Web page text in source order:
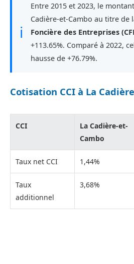
ℹ
Entre 2015 et 2023, le
Cadière-et-Cambo au titre de
Foncière des Entreprises
+113.65%. Comparé à 2022,
hausse de +76.79%.
Cotisation CCI à La
CCI
La Cadière-et-
Cambo
Taux net CCI 1,44%
Taux
additionnel
3,68%